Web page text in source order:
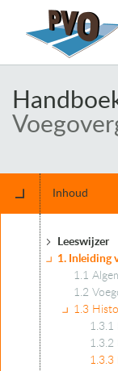
Inhoud
Leeswijzer
1. Inleiding
1.1
1.2
1.3
1.3.1
1.3.2
1.3.3